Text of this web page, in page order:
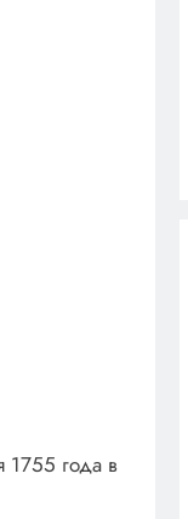
1755 года в